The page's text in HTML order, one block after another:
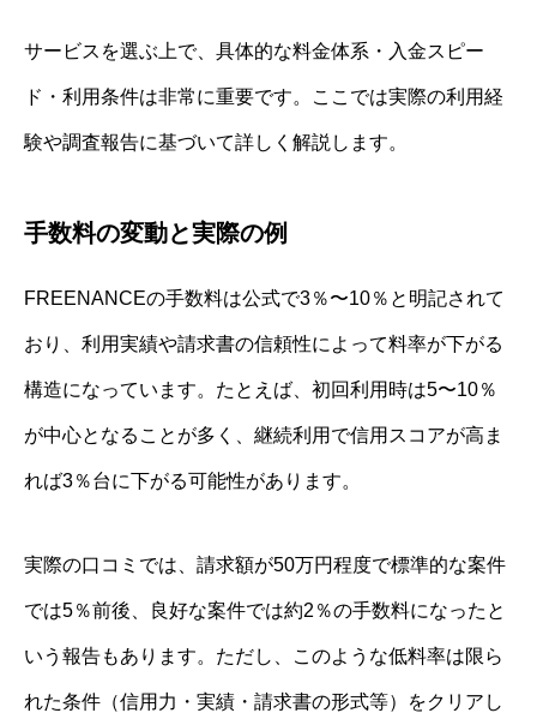
サービスを選ぶ上で、具体的な料金体系・入金スピー
ド・利用条件は非常に重要です。ここでは実際の利用経
験や調査報告に基づいて詳しく解説します。
手数料の変動と実際の例
FREENANCEの手数料は公式で3％〜10％と明記されて
おり、利用実績や請求書の信頼性によって料率が下がる
構造になっています。たとえば、初回利用時は5〜10％
が中心となることが多く、継続利用で信用スコアが高ま
れば3％台に下がる可能性があります。
実際の口コミでは、請求額が50万円程度で標準的な案件
では5％前後、良好な案件では約2％の手数料になったと
いう報告もあります。ただし、このような低料率は限ら
れた条件（信用力・実績・請求書の形式等）をクリアし